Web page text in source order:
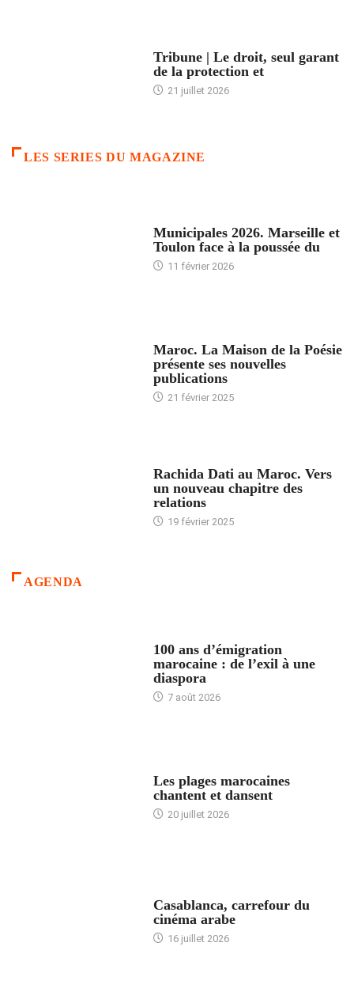
Tribune | Le droit, seul garant
de la protection et
21 juillet 2026
LES SERIES DU MAGAZINE
Municipales 2026. Marseille et
Toulon face à la poussée du
11 février 2026
Maroc. La Maison de la Poésie
présente ses nouvelles
publications
21 février 2025
Rachida Dati au Maroc. Vers
un nouveau chapitre des
relations
19 février 2025
AGENDA
100 ans d’émigration
marocaine : de l’exil à une
diaspora
7 août 2026
Les plages marocaines
chantent et dansent
20 juillet 2026
Casablanca, carrefour du
cinéma arabe
16 juillet 2026